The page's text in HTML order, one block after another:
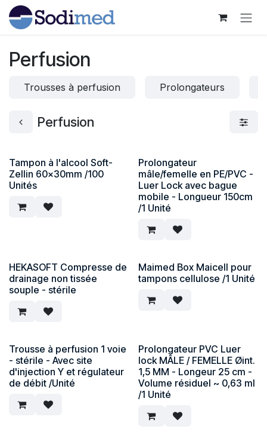
Se rendre au contenu
Perfusion
Trousses à perfusion Prolongateurs
Perfusion
Tampon à l'alcool Soft-
Zellin 60x30mm /100
Unités
Prolongateur
mâle/femelle en PE/PVC -
Luer Lock avec bague
mobile - Longueur 150cm
/1 Unité
HEKASOFT Compresse de
drainage non tissée
souple - stérile
Maimed Box Maicell pour
tampons cellulose /1 Unité
Trousse à perfusion 1 voie
- stérile - Avec site
d'injection Y et régulateur
de débit /Unité
Prolongateur PVC Luer
lock MÂLE / FEMELLE Øint.
1,5 MM - Longeur 25 cm -
Volume résiduel ~ 0,63 ml
/1 Unité